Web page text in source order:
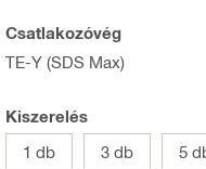
Csatlakozóvég
TE-Y (SDS Max)
Kiszerelés
1 db
3 db 5